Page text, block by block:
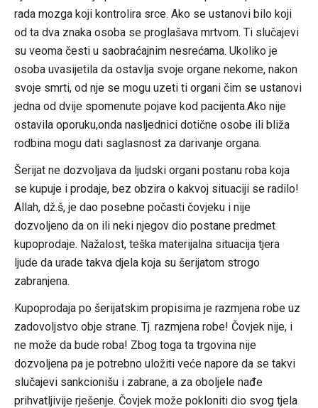
rada mozga koji kontrolira srce. Ako se ustanovi bilo koji
od ta dva znaka osoba se proglašava mrtvom. Ti slučajevi
su veoma česti u saobraćajnim nesrećama. Ukoliko je
osoba uvasijetila da ostavlja svoje organe nekome, nakon
svoje smrti, od nje se mogu uzeti ti organi čim se ustanovi
jedna od dvije spomenute pojave kod pacijenta.Ako nije
ostavila oporuku,onda nasljednici dotične osobe ili bliža
rodbina mogu dati saglasnost za darivanje organa.
Šerijat ne dozvoljava da ljudski organi postanu roba koja
se kupuje i prodaje, bez obzira o kakvoj situaciji se radilo!
Allah, dž.š, je dao posebne počasti čovjeku i nije
dozvoljeno da on ili neki njegov dio postane predmet
kupoprodaje. Nažalost, teška materijalna situacija tjera
ljude da urade takva djela koja su šerijatom strogo
zabranjena.
Kupoprodaja po šerijatskim propisima je razmjena robe uz
zadovoljstvo obje strane. Tj. razmjena robe! Čovjek nije, i
ne može da bude roba! Zbog toga ta trgovina nije
dozvoljena pa je potrebno uložiti veće napore da se takvi
slučajevi sankcionišu i zabrane, a za oboljele nađe
prihvatljivije rješenje. Čovjek može pokloniti dio svog tjela